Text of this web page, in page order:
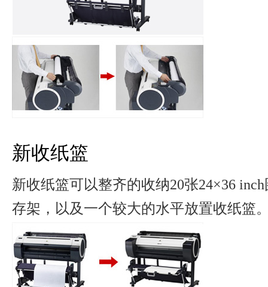
新收纸篮
新收纸篮可以整齐的收纳20张24×36
存架，以及一个较大的水平放置收纸篮